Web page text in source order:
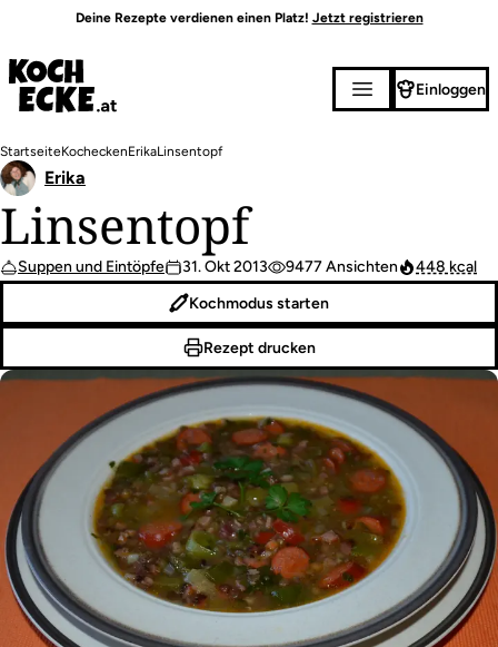
Inhalt
Deine Rezepte verdienen einen Platz! Jetzt registrieren
Einloggen
Pfadnavigation
StartseiteKocheckenErikaLinsentopf
Linsentopf
Suppen und Eintöpfe 31. Okt 2013 9477 Ansichten 448 kcal
Erika
Kochmodus starten
Rezept drucken